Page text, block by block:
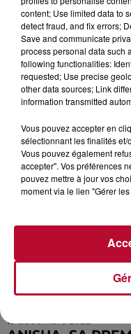
NOUS RACONTE
Après le succès
prend son envol en
la culture
19 décembre 2022
content; Use limited data to
detect fraud, and fix errors;
Save and communicate
process personal data such
following functionalities:
requested; Use precise
other data sources; Link
information transmitted
Vous pouvez accepter en
sélectionnant les finalités
Vous pouvez également
accepter". Vos préférences
pouvez mettre à jour vos
moment via le lien "Gérer